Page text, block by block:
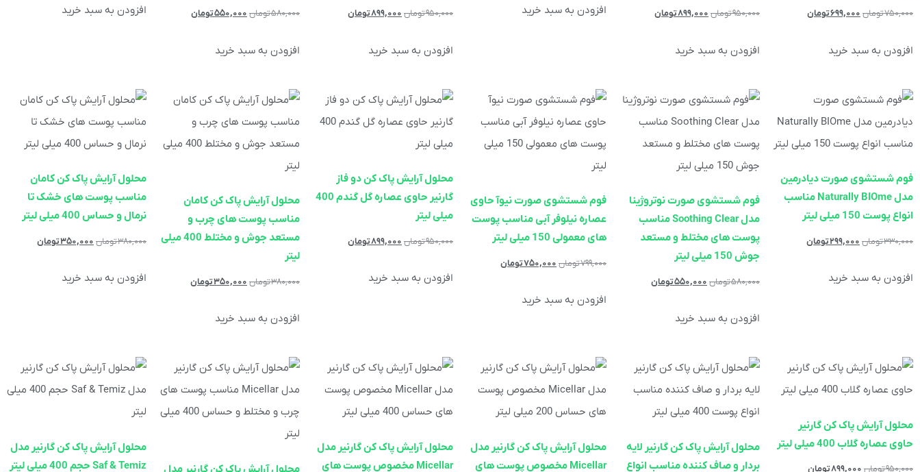
۷۵۰,۰۰۰تومان ۶۹۹,۰۰۰تومان
افزودن به سبد خرید
۹۵۰,۰۰۰تومان ۸۹۹,۰۰۰تومان
افزودن به سبد خرید
افزودن به سبد خرید ۹۵۰,۰۰۰تومان ۸۹۹,۰۰۰تومان
افزودن به سبد خرید
۵۸۰,۰۰۰تومان ۵۵۰,۰۰۰تومان
افزودن به سبد خرید
افزودن به سبد خرید
فوم شستشوی صورت دیادرمین
مدل Naturally BIOme مناسب
انواع پوست 150 میلی لیتر
۳۳۰,۰۰۰تومان ۲۹۹,۰۰۰تومان
افزودن به سبد خرید
فوم شستشوی صورت نوتروژینا
مدل Soothing Clear مناسب
پوست های مختلط و مستعد
جوش 150 میلی لیتر
۵۸۰,۰۰۰تومان ۵۵۰,۰۰۰تومان
افزودن به سبد خرید
فوم شستشوی صورت نیوآ حاوی
عصاره نیلوفر آبی مناسب پوست
های معمولی 150 میلی لیتر
۷۹۹,۰۰۰تومان ۷۵۰,۰۰۰تومان
افزودن به سبد خرید
محلول آرایش پاک کن دو فاز
گارنیر حاوی عصاره گل گندم 400
میلی لیتر
۹۵۰,۰۰۰تومان ۸۹۹,۰۰۰تومان
افزودن به سبد خرید
محلول آرایش پاک کن کامان
مناسب پوست های چرب و
مستعد جوش و مختلط 400 میلی
لیتر
۳۸۰,۰۰۰تومان ۳۵۰,۰۰۰تومان
افزودن به سبد خرید
محلول آرایش پاک کن کامان
مناسب پوست های خشک تا
نرمال و حساس 400 میلی لیتر
۳۸۰,۰۰۰تومان ۳۵۰,۰۰۰تومان
افزودن به سبد خرید
محلول آرایش پاک کن گارنیر
حاوی عصاره گلاب 400 میلی لیتر
۹۵۰,۰۰۰تومان ۸۹۹,۰۰۰تومان
محلول آرایش پاک کن گارنیر لایه
بردار و صاف کننده مناسب انواع
محلول آرایش پاک کن گارنیر مدل
Micellar مخصوص پوست های
محلول آرایش پاک کن گارنیر مدل
Micellar مخصوص پوست های
محلول آرایش پاک کن گارنیر مدل
محلول آرایش پاک کن گارنیر مدل
Saf & Temiz حجم 400 میلی لیتر